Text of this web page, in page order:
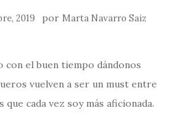
2019 por Marta Navarro Saiz
con el buen tiempo dándonos
vuelven a ser un must entre
cada vez soy más aficionada.